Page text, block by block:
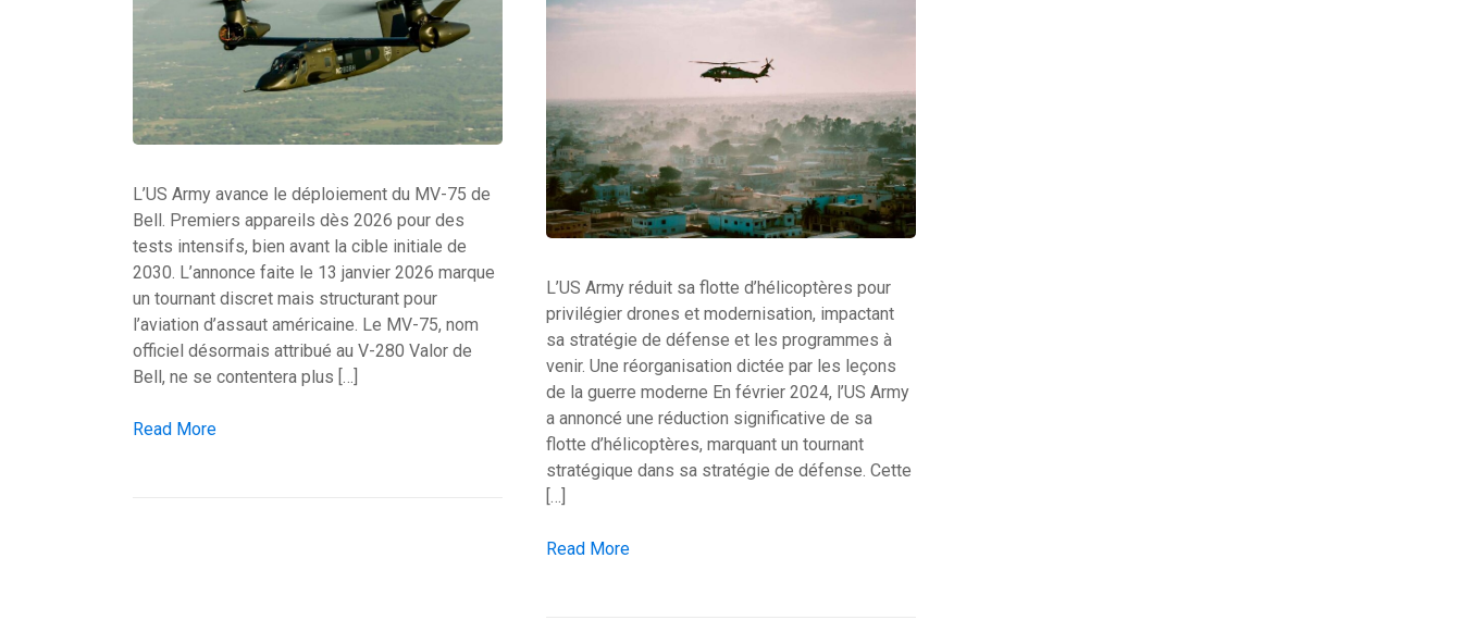
L’US Army avance le déploiement du MV-75 de
Bell. Premiers appareils dès 2026 pour des
tests intensifs, bien avant la cible initiale de
2030. L’annonce faite le 13 janvier 2026 marque
un tournant discret mais structurant pour
l’aviation d’assaut américaine. Le MV-75, nom
officiel désormais attribué au V-280 Valor de
Bell, ne se contentera plus […]
Bell accélère le MV-75 et bouscule le calendrier de l’US Army
Read More
L’US Army réduit sa flotte d’hélicoptères pour
privilégier drones et modernisation, impactant
sa stratégie de défense et les programmes à
venir. Une réorganisation dictée par les leçons
de la guerre moderne En février 2024, l’US Army
a annoncé une réduction significative de sa
flotte d’hélicoptères, marquant un tournant
stratégique dans sa stratégie de défense. Cette
[…]
L’US Army réduit sa flotte d’hélicoptères pour moderniser sa stratégie
Read More